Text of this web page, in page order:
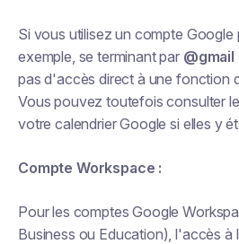
Si vous utilisez un compte Google
exemple, se terminant par @gmail
pas d'accès direct à une fonction
Vous pouvez toutefois consulter
votre calendrier Google si elles y
Compte Workspace :
Pour les comptes Google
Business ou Education), l'accès à